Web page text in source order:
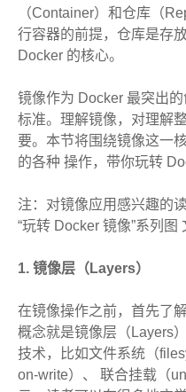
（Container）和仓库（
行容器的前提，仓库是存
Docker 的核心。
镜像作为 Docker 最突出
标准。理解镜像，对理解
要。本节将围绕镜像这一
的各种 操作，带你玩转
注：对镜像应用感兴趣的
“玩转 Docker 镜像”系列图
1. 镜像层（Layers）
在镜像操作之前，首先了
概念就是镜像层（Layers
技术，比如文件系统（
on-write）、 联合挂载（